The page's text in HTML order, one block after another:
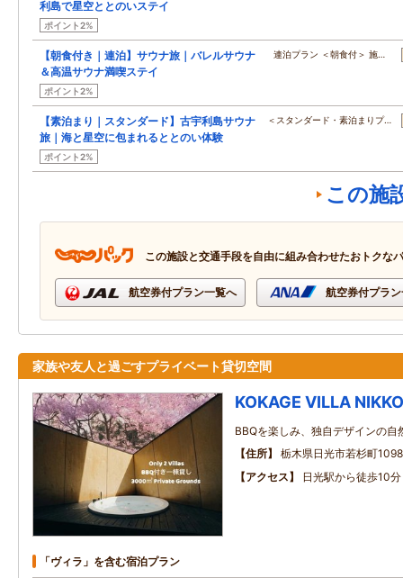
利島で星空ととのいステイ
ポイント2%
【朝食付き｜連泊】サウナ旅｜バレルサウナ
＆高温サウナ満喫ステイ
ポイント2%
連泊プラン ＜朝食付＞ 施…
【素泊まり｜スタンダード】古宇利島サウナ
旅｜海と星空に包まれるととのい体験
ポイント2%
＜スタンダード・素泊まりプ…
この施
この施設と交通手段を自由に組み合わせたおトクな
航空券付プラン一覧へ 航空券付プラ
家族や友人と過ごすプライベート貸切空間
KOKAGE VILLA NIKKO
BBQを楽しみ、独自デザインの自
住所
栃木県日光市若杉町
アクセス
日光駅から徒歩10分
「ヴィラ」を含む宿泊プラン